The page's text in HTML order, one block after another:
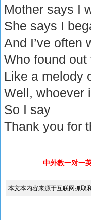
Mother says I
She says I
And I’ve often
Who found
Like a melody
Well, whoever
So I say
Thank you for
中外教一对一
本文本内容来源于互联网抓取